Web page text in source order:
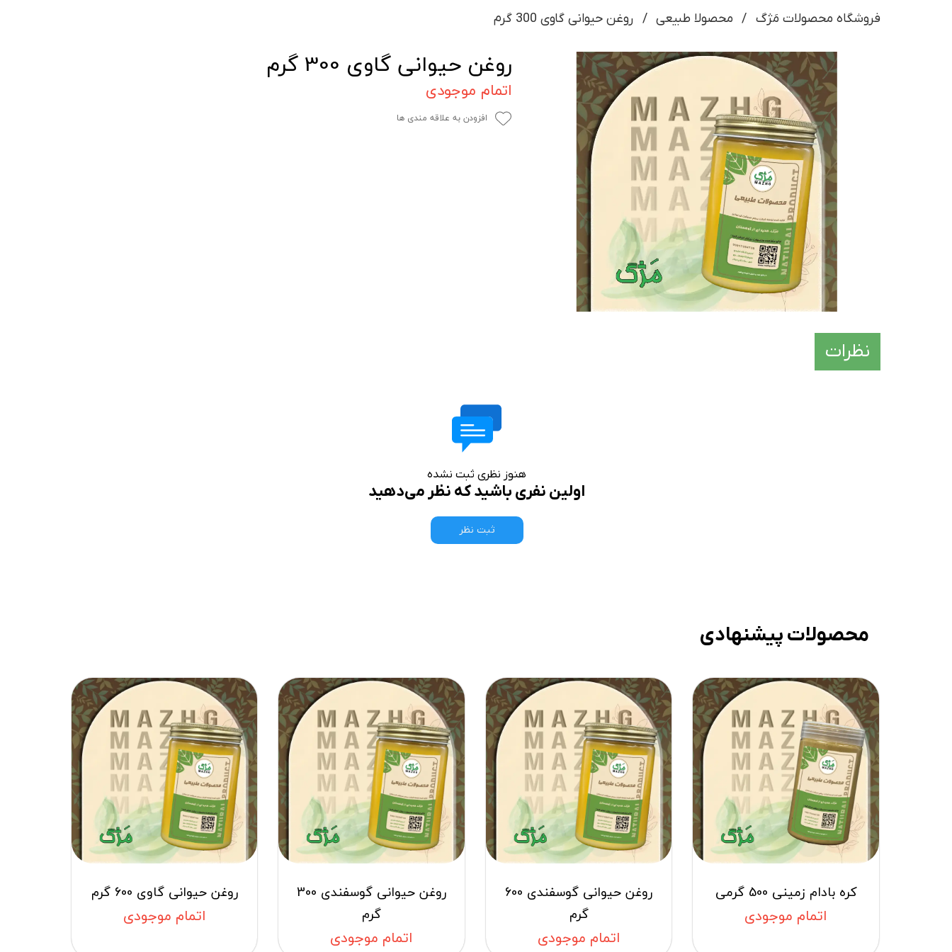
فروشگاه محصولات مَژگ محصولا طبیعی روغن حیوانی گاوی 300 گرم
روغن حیوانی گاوی 300 گرم
اتمام موجودی
افزودن به علاقه مندی ها
نظرات
هنوز نظری ثبت نشده
اولین نفری باشید که نظر می‌دهید
ثبت نظر
کره بادام زمینی 500 گرمی
اتمام موجودی
روغن حیوانی گوسفندی 600
گرم
اتمام موجودی
روغن حیوانی گوسفندی 300
گرم
اتمام موجودی
روغن حیوانی گاوی 600 گرم
اتمام موجودی
محصولات پیشنهادی